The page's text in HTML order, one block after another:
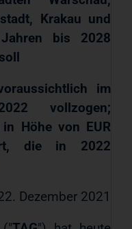
Krakau und
bis 2028
im
vollzogen;
Höhe von EUR
die in 2022
Dezember 2021